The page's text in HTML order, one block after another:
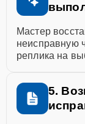
Мастер
неисправную
реплика на
5.